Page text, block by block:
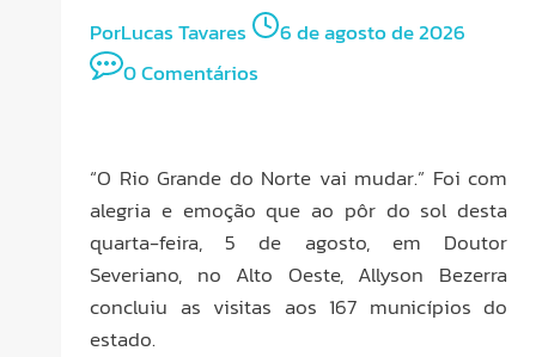
PorLucas Tavares
6 de agosto de 2026
0 Comentários
“O Rio Grande do Norte vai mudar.” Foi com
alegria e emoção que ao pôr do sol desta
quarta-feira, 5 de agosto, em Doutor
Severiano, no Alto Oeste, Allyson Bezerra
concluiu as visitas aos 167 municípios do
estado.